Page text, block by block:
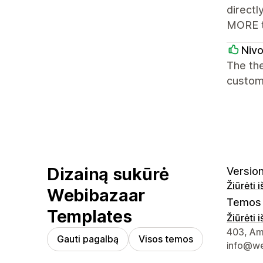
The
Dizainą sukūrė
Webibazaar
Templates
Gauti pagalbą Visos temos
Žiūrėti
Žiūrėti
Kūrėjo
403,